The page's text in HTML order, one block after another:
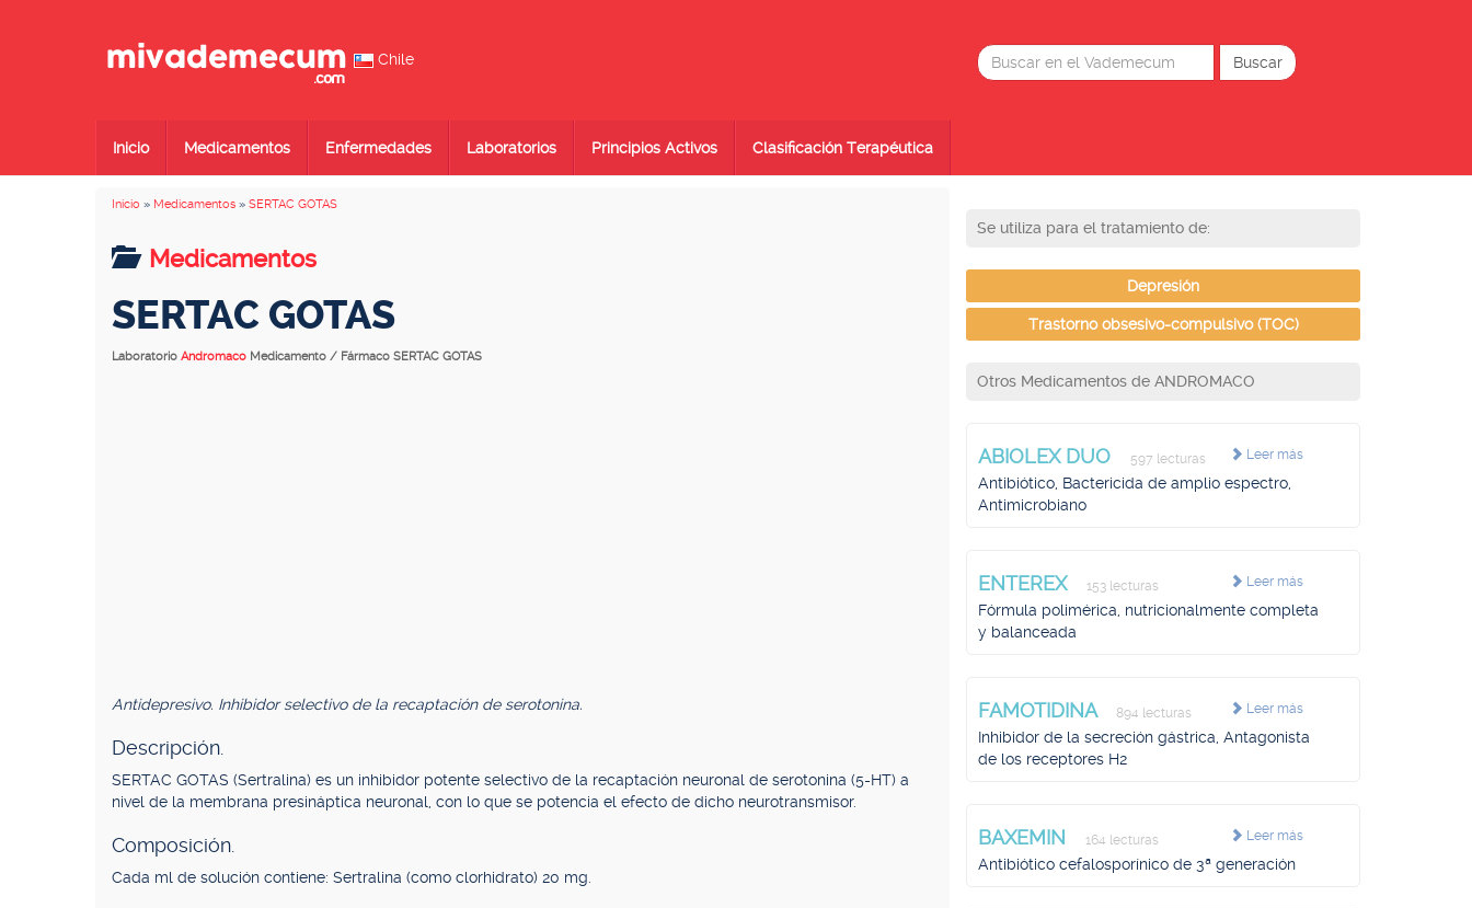
Chile
Inicio Medicamentos Enfermedades Laboratorios Principios Activos Clasificación Terapéutica
Inicio » Medicamentos » SERTAC GOTAS
Medicamentos
SERTAC GOTAS
Laboratorio Andromaco Medicamento / Fármaco SERTAC GOTAS
Antidepresivo. Inhibidor selectivo de la recaptación de serotonina.
Descripción.
SERTAC GOTAS (Sertralina) es un inhibidor potente selectivo de la recaptación neuronal de serotonina (5-HT) a
nivel de la membrana presináptica neuronal, con lo que se potencia el efecto de dicho neurotransmisor.
Composición.
Cada ml de solución contiene: Sertralina (como clorhidrato) 20 mg.
Se utiliza para el tratamiento de:
Depresión
Trastorno obsesivo-compulsivo (TOC)
Otros Medicamentos de ANDROMACO
Leer más
ABIOLEX DUO 597 lecturas
Antibiótico, Bactericida de amplio espectro,
Antimicrobiano
Leer más
ENTEREX 153 lecturas
Fórmula polimérica, nutricionalmente completa
y balanceada
Leer más
FAMOTIDINA 894 lecturas
Inhibidor de la secreción gástrica, Antagonista
de los receptores H2
Leer más
BAXEMIN 164 lecturas
Antibiótico cefalosporínico de 3ª generación